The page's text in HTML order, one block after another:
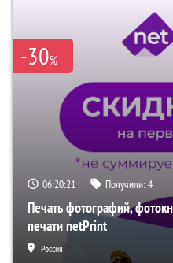
-30%
06:20:19 Получили:4
Печать фотографий,
печати netPrint
Россия